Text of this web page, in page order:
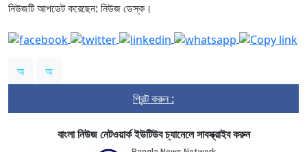
নিউজটি আপডেট করেছেন: নিউজ ডেস্ক।
অ
অ
প্রিন্ট করুন :
বাংলা নিউজ নেটওয়ার্ক ইউটিউব চ্যানেলে সাবস্ক্রাইব করুন